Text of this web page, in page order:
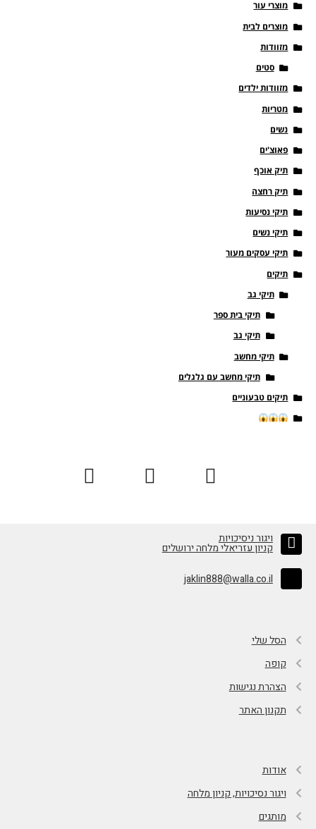
מוצרי עור
מוצרים לבית
מזוודות
סטים
מזוודות ילדים
מטריות
נשים
פאוצ'ים
תיק אוכף
תיק רחצה
תיקי נסיעות
תיקי נשים
תיקי עסקים מעור
תיקים
תיקי גב
תיקי בית ספר
תיקי גב
תיקי מחשב
תיקי מחשב עם גלגלים
תיקים טבעוניים
ויגור ניסיכויות
קניון עזריאלי מלחה ירושלים
jaklin888@walla.co.il
הסל שלי
קופה
הצהרת נגישות
תקנון האתר
אודות
ויגור נסיכויות, קניון מלחה
מותגים